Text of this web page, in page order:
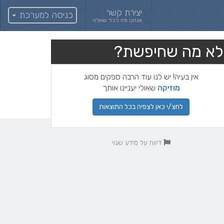
יצירת קשר
אנחנו פה לכל שאלה כניסה למערכת
לא מה שחיפשת?
אין בעיה! יש לנו עוד הרבה ספקים מסוג
מוזיקה שאולי יעניינו אותך
לחצ/י כאן לצפיה בכל התוצאות
דיווח על מידע שגוי